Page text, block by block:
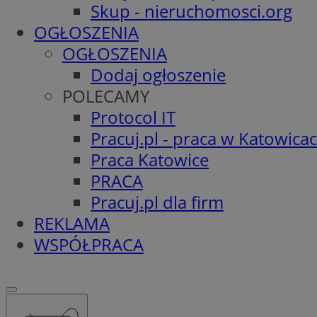
Skup - nieruchomosci.org
OGŁOSZENIA
OGŁOSZENIA
Dodaj ogłoszenie
POLECAMY
Protocol IT
Pracuj.pl - praca w
Praca Katowice
PRACA
Pracuj.pl dla firm
REKLAMA
WSPÓŁPRACA